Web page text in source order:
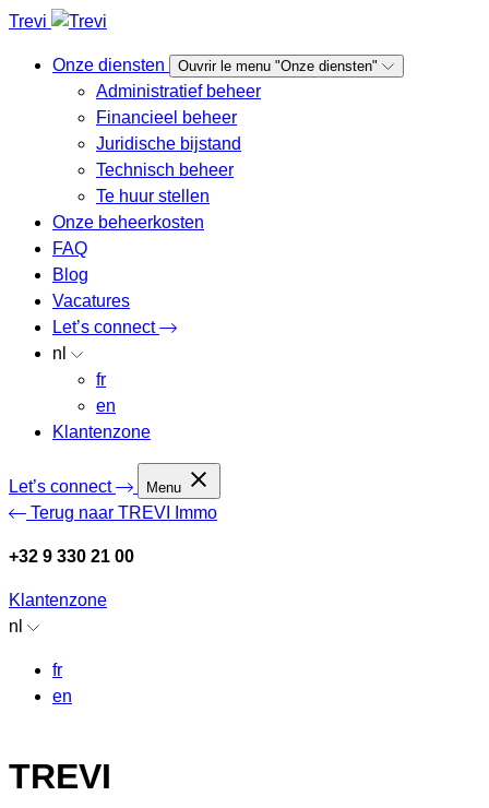
Trevi
Onze diensten Ouvrir le menu "Onze diensten"
Administratief beheer
Financieel beheer
Juridische bijstand
Technisch beheer
Te huur stellen
Onze beheerkosten
FAQ
Blog
Vacatures
Let’s connect
nl
fr
en
Klantenzone
Let’s connect Menu
Terug naar TREVI Immo
+32 9 330 21 00
Klantenzone
nl
fr
en
TREVI